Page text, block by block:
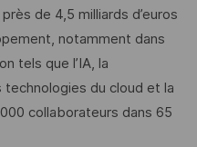
de 4,5 milliards d’euros
notamment dans
tels que l’IA, la
du cloud et la
collaborateurs dans 65